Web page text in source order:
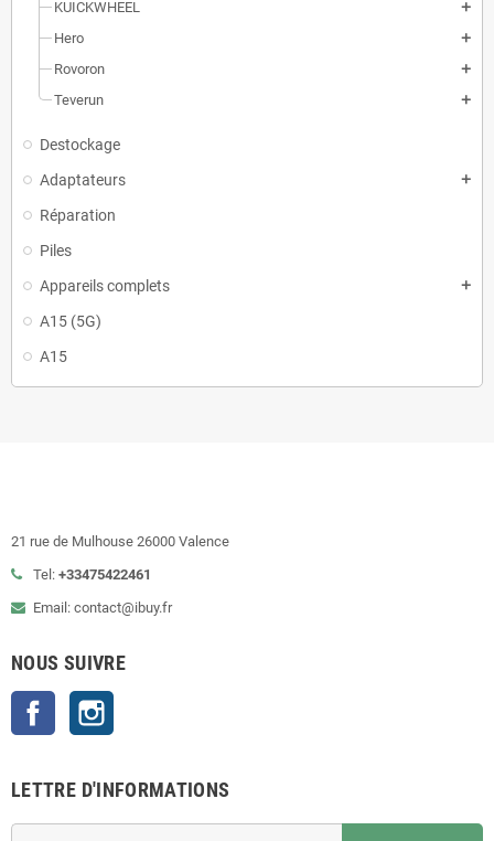
KUICKWHEEL add
Hero add
Rovoron add
Teverun add
Destockage
Adaptateurs
add
Réparation
Piles
Appareils complets
add
A15 (5G)
A15
21 rue de Mulhouse 26000 Valence
Tel: +33475422461
Email: contact@ibuy.fr
NOUS SUIVRE
Facebook
LETTRE D'INFORMATIONS